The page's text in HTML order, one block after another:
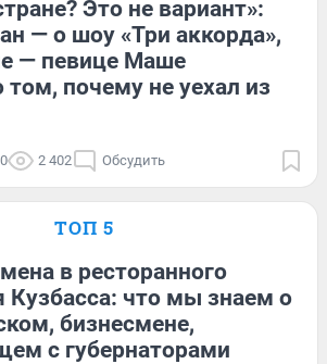
Это не вариант»:
— о шоу «Три аккорда»,
— певице Маше
том, почему не уехал из
2 402 Обсудить
ТОП 5
в ресторанного
Кузбасса: что мы знаем о
бизнесмене,
с губернаторами